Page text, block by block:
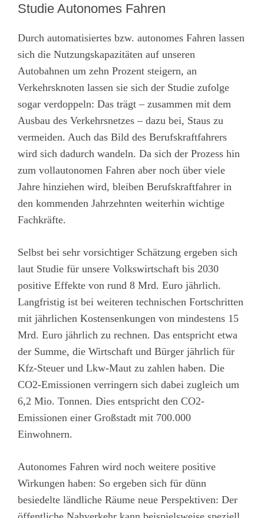
Studie Autonomes Fahren
Durch automatisiertes bzw. autonomes Fahren lassen
sich die Nutzungskapazitäten auf unseren
Autobahnen um zehn Prozent steigern, an
Verkehrsknoten lassen sie sich der Studie zufolge
sogar verdoppeln: Das trägt – zusammen mit dem
Ausbau des Verkehrsnetzes – dazu bei, Staus zu
vermeiden. Auch das Bild des Berufskraftfahrers
wird sich dadurch wandeln. Da sich der Prozess hin
zum vollautonomen Fahren aber noch über viele
Jahre hinziehen wird, bleiben Berufskraftfahrer in
den kommenden Jahrzehnten weiterhin wichtige
Fachkräfte.
Selbst bei sehr vorsichtiger Schätzung ergeben sich
laut Studie für unsere Volkswirtschaft bis 2030
positive Effekte von rund 8 Mrd. Euro jährlich.
Langfristig ist bei weiteren technischen Fortschritten
mit jährlichen Kostensenkungen von mindestens 15
Mrd. Euro jährlich zu rechnen. Das entspricht etwa
der Summe, die Wirtschaft und Bürger jährlich für
Kfz-Steuer und Lkw-Maut zu zahlen haben. Die
CO2-Emissionen verringern sich dabei zugleich um
6,2 Mio. Tonnen. Dies entspricht den CO2-
Emissionen einer Großstadt mit 700.000
Einwohnern.
Autonomes Fahren wird noch weitere positive
Wirkungen haben: So ergeben sich für dünn
besiedelte ländliche Räume neue Perspektiven: Der